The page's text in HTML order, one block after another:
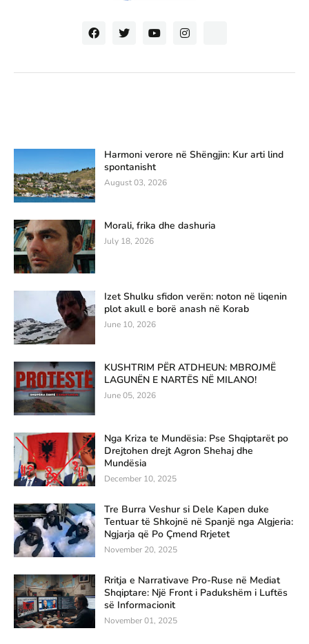
Harmoni verore në Shëngjin: Kur arti lind
spontanisht
August 03, 2026
Morali, frika dhe dashuria
July 18, 2026
Izet Shulku sfidon verën: noton në liqenin
plot akull e borë anash në Korab
June 10, 2026
KUSHTRIM PËR ATDHEUN: MBROJMË
LAGUNËN E NARTËS NË MILANO!
June 05, 2026
Nga Kriza te Mundësia: Pse Shqiptarët po
Drejtohen drejt Agron Shehaj dhe
Mundësia
December 10, 2025
Tre Burra Veshur si Dele Kapen duke
Tentuar të Shkojnë në Spanjë nga Algjeria:
Ngjarja që Po Çmend Rrjetet
November 20, 2025
Rritja e Narrativave Pro-Ruse në Mediat
Shqiptare: Një Front i Padukshëm i Luftës
së Informacionit
November 01, 2025